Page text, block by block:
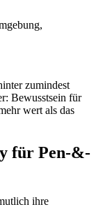
zumindest
Bewusstsein für
wert als das
für Pen-&-
ihre